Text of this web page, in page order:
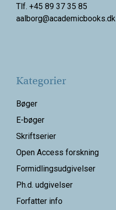
Tlf. +45 89 37 35 85
aalborg@academicbooks.dk
Kategorier
Bøger
E-bøger
Skriftserier
Open Access forskning
Formidlingsudgivelser
Ph.d. udgivelser
Forfatter info